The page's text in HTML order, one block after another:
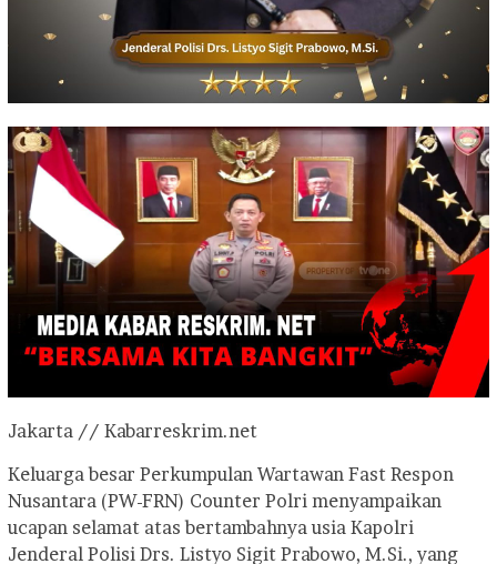
Jakarta // Kabarreskrim.net
Keluarga besar Perkumpulan Wartawan Fast Respon
Nusantara (PW-FRN) Counter Polri menyampaikan
ucapan selamat atas bertambahnya usia Kapolri
Jenderal Polisi Drs. Listyo Sigit Prabowo, M.Si., yang